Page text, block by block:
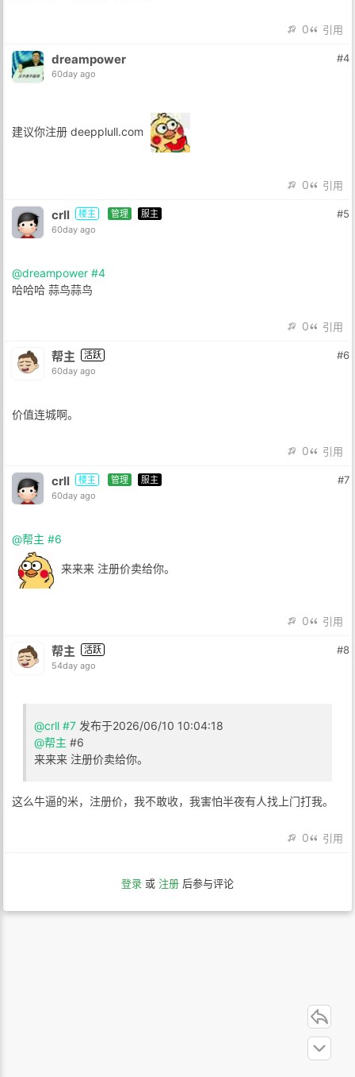
0 引用
dreampower
60day ago
#4
建议你注册 deepplull.com
0 引用
crll 楼主 管理
服主
60day ago
#5
@dreampower #4
哈哈哈 蒜鸟蒜鸟
0 引用
帮主
活跃
60day ago
#6
价值连城啊。
0 引用
crll 楼主 管理
服主
60day ago
#7
@帮主 #6
来来来 注册价卖给你。
0 引用
帮主
活跃
54day ago
#8
@crll #7 发布于2026/06/10 10:04:18
@帮主 #6
来来来 注册价卖给你。
这么牛逼的米，注册价，我不敢收，我害怕半夜有人找上门打我。
0 引用
登录 或 注册 后参与评论